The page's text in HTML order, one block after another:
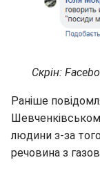
Скрін:
Раніше
людини з-за
речовина з